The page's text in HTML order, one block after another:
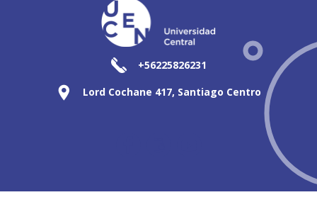
+56225826231
Lord Cochane 417, Santiago Centro